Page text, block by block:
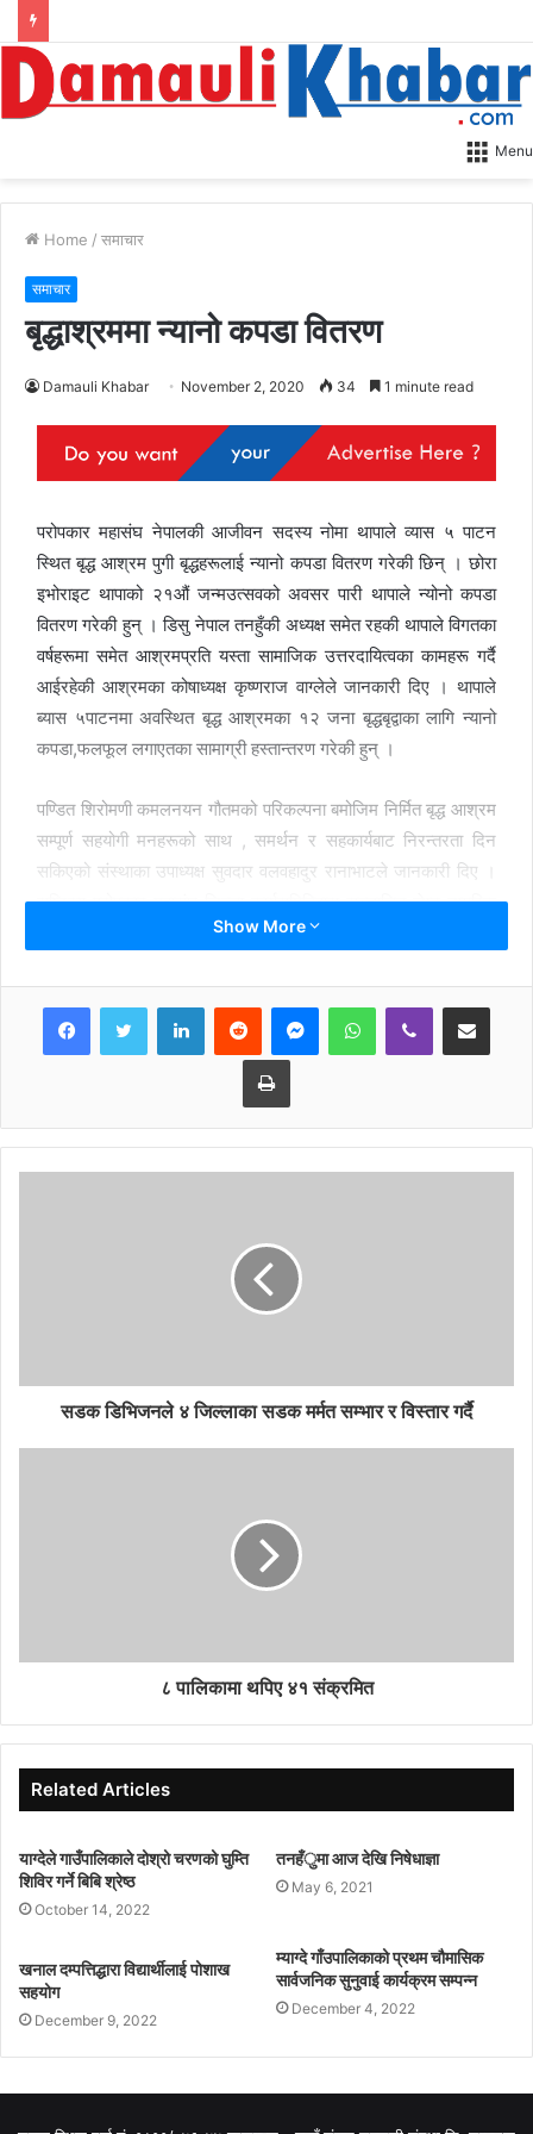
Menu
Home / समाचार
समाचार
बृद्धाश्रममा न्यानो कपडा वितरण
Damauli Khabar November 2, 2020 34 1 minute read
परोपकार महासंघ नेपालकी आजीवन सदस्य नोमा थापाले व्यास ५ पाटन
स्थित बृद्ध आश्रम पुगी बृद्धहरूलाई न्यानो कपडा वितरण गरेकी छिन् । छोरा
इभोराइट थापाको २१औं जन्मउत्सवको अवसर पारी थापाले न्योनो कपडा
वितरण गरेकी हुन् । डिसु नेपाल तनहुँकी अध्यक्ष समेत रहकी थापाले विगतका
वर्षहरूमा समेत आश्रमप्रति यस्ता सामाजिक उत्तरदायित्वका कामहरू गर्दै
आईरहेकी आश्रमका कोषाध्यक्ष कृष्णराज वाग्लेले जानकारी दिए । थापाले
ब्यास ५पाटनमा अवस्थित बृद्ध आश्रमका १२ जना बृद्धबृद्वाका लागि न्यानो
कपडा,फलफूल लगाएतका सामाग्री हस्तान्तरण गरेकी हुन् ।
पण्डित शिरोमणी कमलनयन गौतमको परिकल्पना बमोजिम निर्मित बृद्ध आश्रम
सम्पूर्ण सहयोगी मनहरूको साथ , समर्थन र सहकार्यबाट निरन्तरता दिन
सकिएको संस्थाका उपाध्यक्ष सुवदार वलवहादुर रानाभाटले जानकारी दिए ।
राष्ट्रिय परोपकार महासंघ जिल्ला कार्यसमितिद्वारा सञ्चालित जेष्ठ नागरिक
चौतारी बृद्धआश्रमका बृद्धबृद्धालाई सहयोग गर्न पाउदा खुसी व्यक्त गर्दै दानवीर
घिमिरेले विभिन्न उत्सवमा फजुल खर्च घटाएर सहयोगी प्रवृत्ति बढ्नु समाजका
लागि सकारात्मक भएको बताए ।
Show More
Print
सडक डिभिजनले ४ जिल्लाका सडक मर्मत सम्भार र विस्तार गर्दै
८ पालिकामा थपिए ४१ संक्रमित
Related Articles
याग्देले गाउँपालिकाले दोश्रो चरणको घुम्ति
शिविर गर्ने बिबि श्रेष्ठ
October 14, 2022
तनहँुमा आज देखि निषेधाज्ञा
May 6, 2021
खनाल दम्पत्तिद्धारा विद्यार्थीलाई पोशाख
सहयोग
December 9, 2022
म्याग्दे गाँउपालिकाको प्रथम चौमासिक
सार्वजनिक सुनुवाई कार्यक्रम सम्पन्न
December 4, 2022